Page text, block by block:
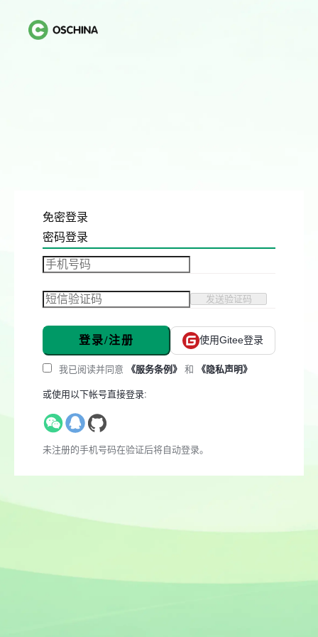
免密登录
密码登录
发送验证码
登录/注册 使用Gitee登录
我已阅读并同意 《服务条例》 和 《隐私声明》
或使用以下帐号直接登录:
未注册的手机号码在验证后将自动登录。